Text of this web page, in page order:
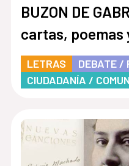
BUZON DE
cartas, poemas
LETRAS
DEBATE /
CIUDADANÍA /